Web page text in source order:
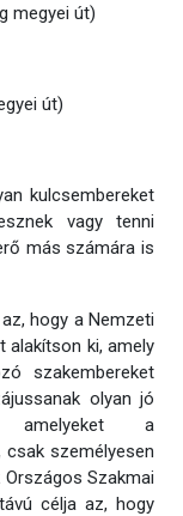
megyei út)
út)
kulcsembereket
vagy tenni
más számára is
hogy a Nemzeti
alakítson ki, amely
szakembereket
olyan jó
amelyeket a
személyesen
Szakmai
célja az, hogy